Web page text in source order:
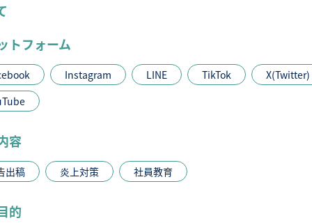
トフォーム
Instagram LINE TikTok
X(Twitter)
容
出稿 炎上対策 社員教育
的